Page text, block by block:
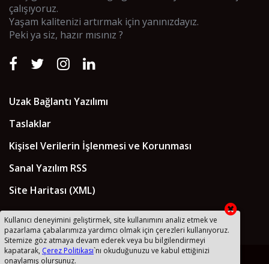
çalışıyoruz.
Yaşam kalitenizi artırmak için yanınızdayız.
Peki ya siz, hazır mısınız ?
Uzak Bağlantı Yazılımı
Taslaklar
Kişisel Verilerin İşlenmesi ve Korunması
Sanal Yazılım RSS
Site Haritası (XML)
2018 © Sanal Yazılım Ltd
Kullanıcı deneyimini geliştirmek, site kullanımını analiz etmek ve
pazarlama çabalarımıza yardımcı olmak için çerezleri kullanıyoruz.
Sitemize göz atmaya devam ederek veya bu bilgilendirmeyi
kapatarak, Çerez Politikası`nı okuduğunuzu ve kabul ettiğinizi
onaylamış olursunuz.